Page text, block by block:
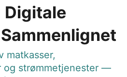
Digitale
matkasser,
og strømmetjenester —